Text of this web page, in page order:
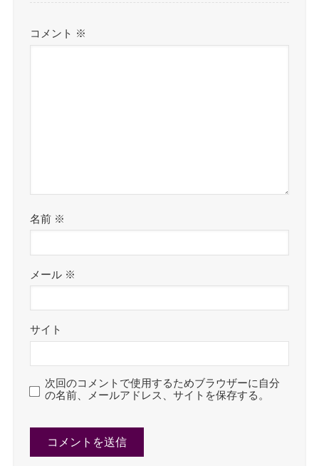
コメント ※
名前 ※
メール ※
サイト
次回のコメントで使用するためブラウザーに自分
の名前、メールアドレス、サイトを保存する。